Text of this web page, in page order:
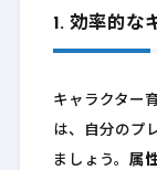
1. 効率的な
キャラクター
は、自分のプ
ましょう。 属